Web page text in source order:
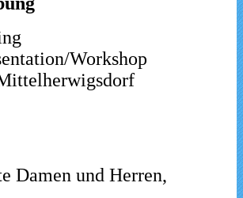
Workshop
Damen und Herren,